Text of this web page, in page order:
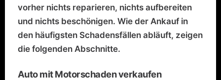
vorher nichts reparieren, nichts aufbereiten
und nichts beschönigen. Wie der Ankauf in
den häufigsten Schadensfällen abläuft, zeigen
die folgenden Abschnitte.
Auto mit Motorschaden verkaufen